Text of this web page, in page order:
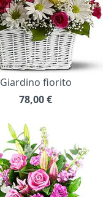
Giardino fiorito
78,00€